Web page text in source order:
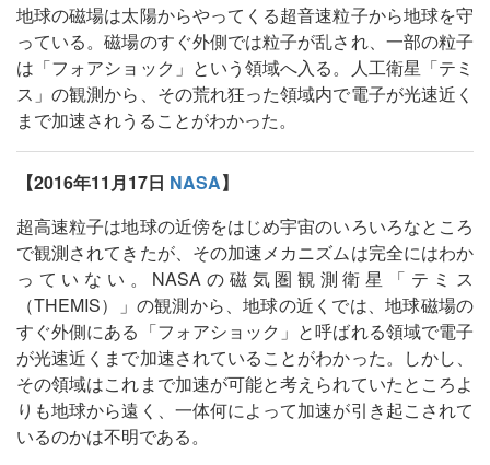
地球の磁場は太陽からやってくる超音速粒子から地球を守
っている。磁場のすぐ外側では粒子が乱され、一部の粒子
は「フォアショック」という領域へ入る。人工衛星「テミ
ス」の観測から、その荒れ狂った領域内で電子が光速近く
まで加速されうることがわかった。
【2016年11月17日 NASA】
超高速粒子は地球の近傍をはじめ宇宙のいろいろなところ
で観測されてきたが、その加速メカニズムは完全にはわか
っていない。NASAの磁気圏観測衛星「テミス
（THEMIS）」の観測から、地球の近くでは、地球磁場の
すぐ外側にある「フォアショック」と呼ばれる領域で電子
が光速近くまで加速されていることがわかった。しかし、
その領域はこれまで加速が可能と考えられていたところよ
りも地球から遠く、一体何によって加速が引き起こされて
いるのかは不明である。